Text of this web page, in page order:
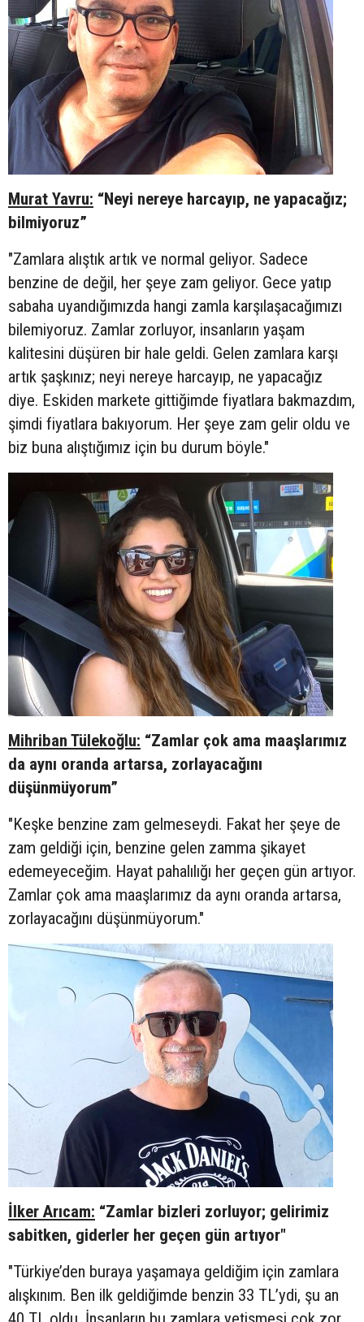
Murat Yavru: “Neyi nereye harcayıp, ne yapacağız;
bilmiyoruz”
"Zamlara alıştık artık ve normal geliyor. Sadece
benzine de değil, her şeye zam geliyor. Gece yatıp
sabaha uyandığımızda hangi zamla karşılaşacağımızı
bilemiyoruz. Zamlar zorluyor, insanların yaşam
kalitesini düşüren bir hale geldi. Gelen zamlara karşı
artık şaşkınız; neyi nereye harcayıp, ne yapacağız
diye. Eskiden markete gittiğimde fiyatlara bakmazdım,
şimdi fiyatlara bakıyorum. Her şeye zam gelir oldu ve
biz buna alıştığımız için bu durum böyle."
Mihriban Tülekoğlu: “Zamlar çok ama maaşlarımız
da aynı oranda artarsa, zorlayacağını
düşünmüyorum”
"Keşke benzine zam gelmeseydi. Fakat her şeye de
zam geldiği için, benzine gelen zamma şikayet
edemeyeceğim. Hayat pahalılığı her geçen gün artıyor.
Zamlar çok ama maaşlarımız da aynı oranda artarsa,
zorlayacağını düşünmüyorum."
İlker Arıcam: “Zamlar bizleri zorluyor; gelirimiz
sabitken, giderler her geçen gün artıyor"
"Türkiye’den buraya yaşamaya geldiğim için zamlara
alışkınım. Ben ilk geldiğimde benzin 33 TL’ydi, şu an